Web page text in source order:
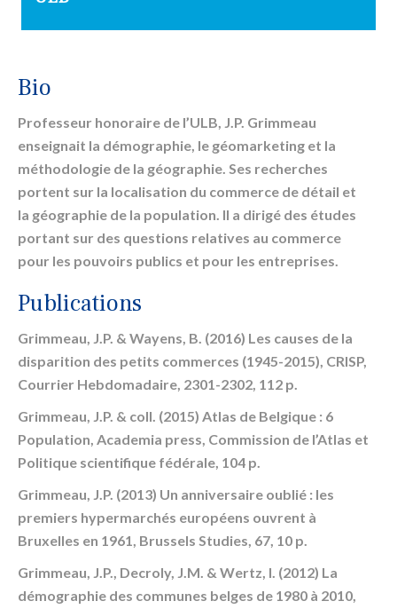
Bio
Professeur honoraire de l’ULB, J.P. Grimmeau
enseignait la démographie, le géomarketing et la
méthodologie de la géographie. Ses recherches
portent sur la localisation du commerce de détail et
la géographie de la population. Il a dirigé des études
portant sur des questions relatives au commerce
pour les pouvoirs publics et pour les entreprises.
Publications
Grimmeau, J.P. & Wayens, B. (2016) Les causes de la
disparition des petits commerces (1945-2015), CRISP,
Courrier Hebdomadaire, 2301-2302, 112 p.
Grimmeau, J.P. & coll. (2015) Atlas de Belgique : 6
Population, Academia press, Commission de l’Atlas et
Politique scientifique fédérale, 104 p.
Grimmeau, J.P. (2013) Un anniversaire oublié : les
premiers hypermarchés européens ouvrent à
Bruxelles en 1961, Brussels Studies, 67, 10 p.
Grimmeau, J.P., Decroly, J.M. & Wertz, I. (2012) La
démographie des communes belges de 1980 à 2010,